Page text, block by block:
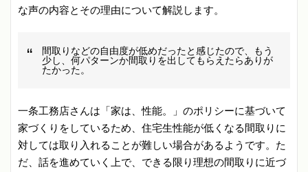
な声の内容とその理由について解説します。
間取りなどの自由度が低めだったと感じたので、もう
少し、何パターンか間取りを出してもらえたらありが
たかった。
一条工務店さんは「家は、性能。」のポリシーに基づいて
家づくりをしているため、住宅生性能が低くなる間取りに
対しては取り入れることが難しい場合があるようです。た
だ、話を進めていく上で、できる限り理想の間取りに近づ